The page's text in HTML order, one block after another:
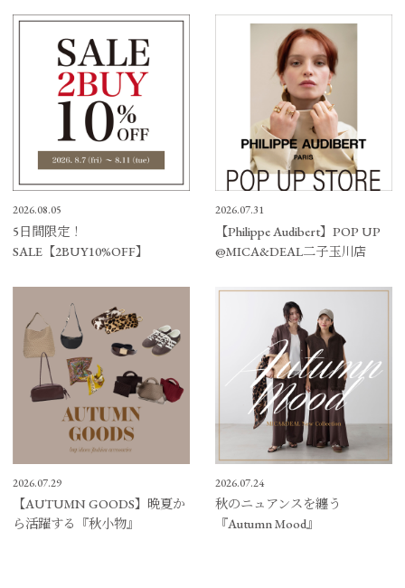
2026.08.05
5日間限定！
SALE【2BUY10%OFF】
2026.07.31
【Philippe Audibert】POP UP
@MICA&DEAL二子玉川店
2026.07.29
【AUTUMN GOODS】晩夏か
ら活躍する『秋小物』
2026.07.24
秋のニュアンスを纏う
『Autumn Mood』